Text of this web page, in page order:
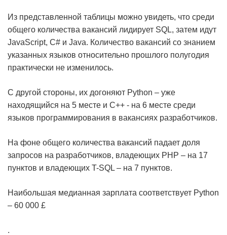
Из представленной таблицы можно увидеть, что среди
общего количества вакансий лидирует SQL, затем идут
JavaScript, C# и Java. Количество вакансий со знанием
указанных языков относительно прошлого полугодия
практически не изменилось.
С другой стороны, их догоняют Python – уже
находящийся на 5 месте и C++ - на 6 месте среди
языков программирования в вакансиях разработчиков.
На фоне общего количества вакансий падает доля
запросов на разработчиков, владеющих PHP – на 17
пунктов и владеющих T-SQL – на 7 пунктов.
Наибольшая медианная зарплата соответствует Python
– 60 000 £
.